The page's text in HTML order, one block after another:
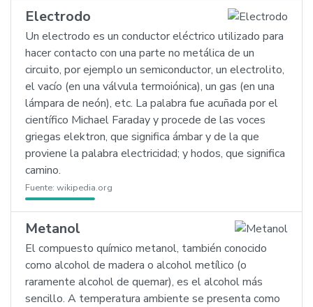
Electrodo
Un electrodo es un conductor eléctrico utilizado para
hacer contacto con una parte no metálica de un
circuito, por ejemplo un semiconductor, un electrolito,
el vacío (en una válvula termoiónica), un gas (en una
lámpara de neón), etc. La palabra fue acuñada por el
científico Michael Faraday y procede de las voces
griegas elektron, que significa ámbar y de la que
proviene la palabra electricidad; y hodos, que significa
camino.
Fuente: wikipedia.org
Metanol
El compuesto químico metanol, también conocido
como alcohol de madera o alcohol metílico (o
raramente alcohol de quemar), es el alcohol más
sencillo. A temperatura ambiente se presenta como